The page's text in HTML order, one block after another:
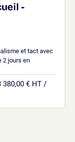
-
et tact avec
2 jours en
380,00 € HT /